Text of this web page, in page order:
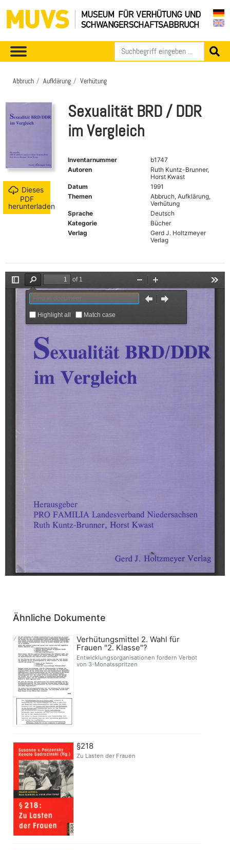
Abbruch Aufklärung Verhütung
Dieses
PDF
herunterladen
Sexualität BRD / DDR
im Vergleich
Inventarnummer
b1747
Autoren
Ruth Kuntz-Brunner,
Horst Kwast
Datum
1991
Themen
Abbruch, Aufklärung,
Verhütung
Sprache
Deutsch
Kategorie
Bücher
Verlag
Gerd J. Holtzmeyer
Verlag
Ähnliche Dokumente
Verhütungsmittel 2. Wahl für
Frauen "2. Klasse"?
Entwicklungsorganisationen fordern Verbot
von 3-Monatsspritzen
§218
Zu Lasten der Frauen